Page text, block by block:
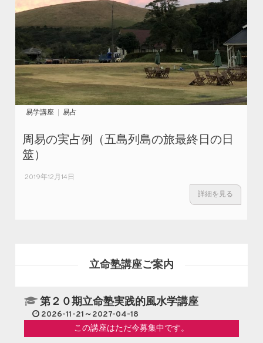
易学講座 易占
周易の実占例（五島列島の旅最終日の日
筮）
2019年12月14日
詳細を見る
立命塾講座ご案内
第２０期立命塾実践的風水学講座
2026-11-21～2027-04-18
この講座はただ今募集中です。